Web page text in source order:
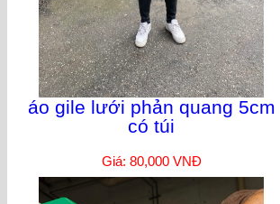
áo gile lưới phản quang 5cm
có túi
Giá: 80,000 VNĐ